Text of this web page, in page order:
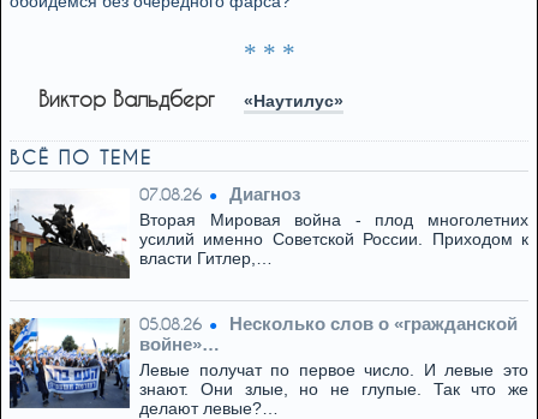
* * *
Виктор Вальдберг «Наутилус»
ВСЁ ПО ТЕМЕ
07.08.26 Диагноз
Вторая Мировая война - плод многолетних
усилий именно Советской России. Приходом к
власти Гитлер,…
05.08.26
Несколько слов о «гражданской
войне»…
Левые получат по первое число. И левые это
знают. Они злые, но не глупые. Так что же
делают левые?…